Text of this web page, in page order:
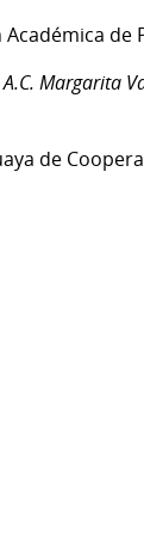
de
Margarita
de